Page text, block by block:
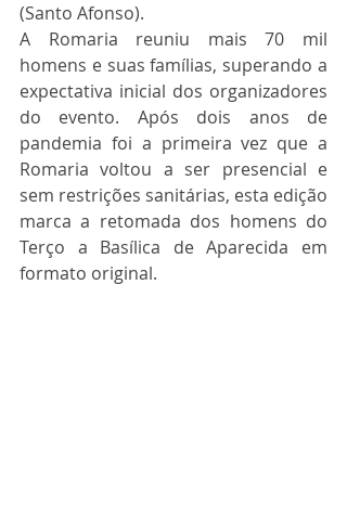
(Santo Afonso).
A Romaria reuniu mais 70 mil
homens e suas famílias, superando a
expectativa inicial dos organizadores
do evento. Após dois anos de
pandemia foi a primeira vez que a
Romaria voltou a ser presencial e
sem restrições sanitárias, esta edição
marca a retomada dos homens do
Terço a Basílica de Aparecida em
formato original.